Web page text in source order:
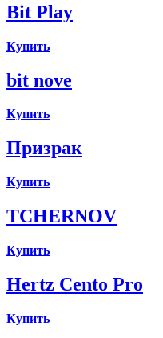
Bit Play
Купить
bit nove
Купить
Призрак
Купить
TCHERNOV
Купить
Hertz Cento Pro
Купить